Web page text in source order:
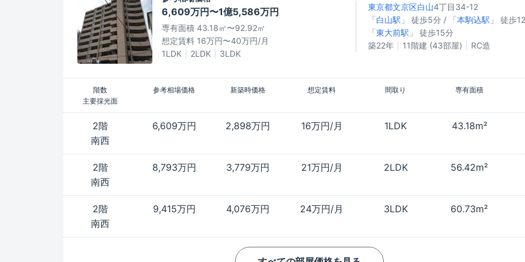
6,609万円〜1億5,586万円
専有面積 43.18㎡〜92.92㎡
想定賃料 16万円〜40万円/月
1LDK
2LDK 3LDK
東京都文京区白山4丁目34-12
「白山駅 」 徒歩5分 / 「本駒込駅 」 徒歩
「東大前駅 」 徒歩15分
築22年
11階建 (43部屋) RC造
階数 参考相場価格 新築時価格 想定賃料 間取り
専有面積
主要採光面
2階 6,609万円 2,898万円 16万円/月 1LDK
43.18m²
南西
2階 8,793万円 3,779万円 21万円/月 2LDK
56.42m²
南西
2階 9,415万円 4,076万円 24万円/月 3LDK
60.73m²
南西